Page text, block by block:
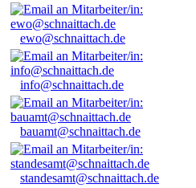
ewo@schnaittach.de
info@schnaittach.de
bauamt@schnaittach.de
standesamt@schnaittach.de